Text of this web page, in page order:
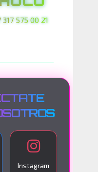
575 00 21
Instagram